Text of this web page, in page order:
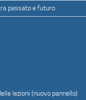
passato e futuro
lezioni (nuovo pannello)